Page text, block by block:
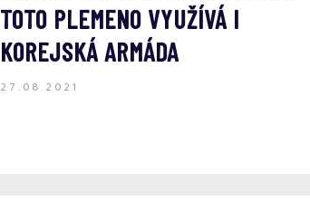
TOTO PLEMENO VYUŽÍVÁ I
KOREJSKÁ ARMÁDA
27.08.2021